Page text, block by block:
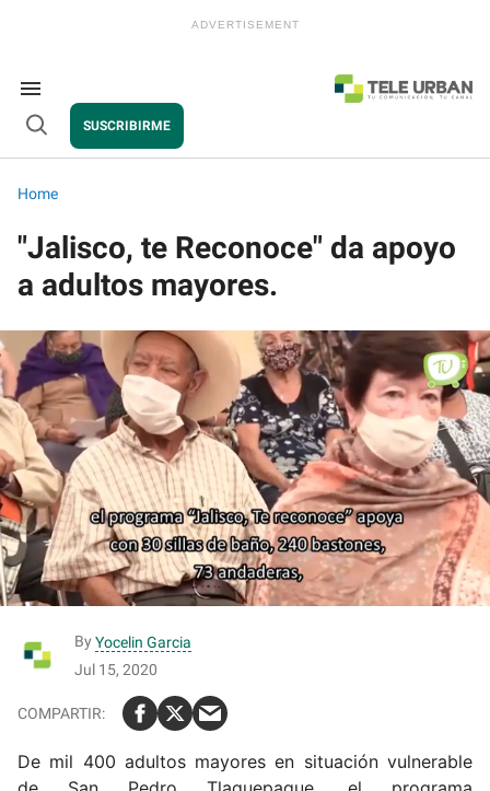
Search
&
Section
Navigation
Open
SUSCRIBIRME
Home
"Jalisco, te Reconoce" da apoyo
a adultos mayores.
By Yocelin Garcia
Jul 15, 2020
De mil 400 adultos mayores en situación vulnerable